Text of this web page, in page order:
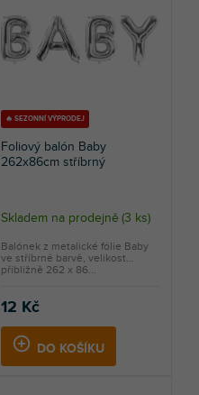
🔥 SEZONNÍ VÝPRODEJ
Foliový balón Baby
262x86cm stříbrný
Skladem na prodejně (3 ks)
12 Kč
DO KOŠÍKU
Balónek z metalické fólie Baby
ve stříbrné barvě, velikost
přibližně 262 x 86...